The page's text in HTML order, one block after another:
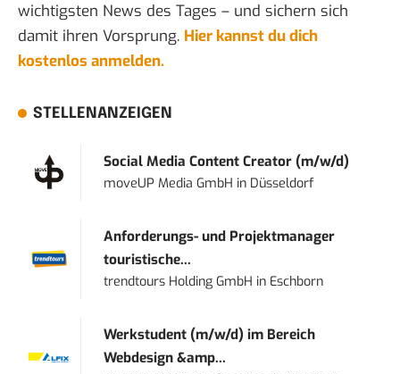
wichtigsten News des Tages – und sichern sich
damit ihren Vorsprung. Hier kannst du dich
kostenlos anmelden.
STELLENANZEIGEN
Social Media Content Creator (m/w/d)
moveUP Media GmbH in Düsseldorf
Anforderungs- und Projektmanager
touristische...
trendtours Holding GmbH in Eschborn
Werkstudent (m/w/d) im Bereich
Webdesign &amp...